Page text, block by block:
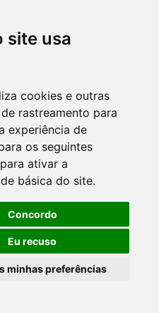
site usa
cookies e outras
rastreamento para
experiência de
os seguintes
para ativar a
básica do site.
Concordo
Eu recuso
minhas preferências